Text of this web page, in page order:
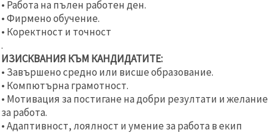
маркетинг.
Можеш да
се
съгласиш
използваме
всички
"бисквитки"
като
натиснеш
"Приеми
всички!"
или да
• Работа на пълен работен ден.
• Фирмено обучение.
• Коректност и точност
.
ИЗИСКВАНИЯ КЪМ КАНДИДАТИТЕ:
• Завършено средно или висше образование.
• Компютърна грамотност.
• Мотивация за постигане на добри резултати и желание
за работа.
• Адаптивност, лоялност и умение за работа в екип